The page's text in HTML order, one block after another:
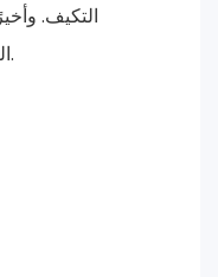
التكيف.
التهوية، وتقنيات توفير الطاقة، مما يجعلها مثالية لمختلف المناخات والبيئات.